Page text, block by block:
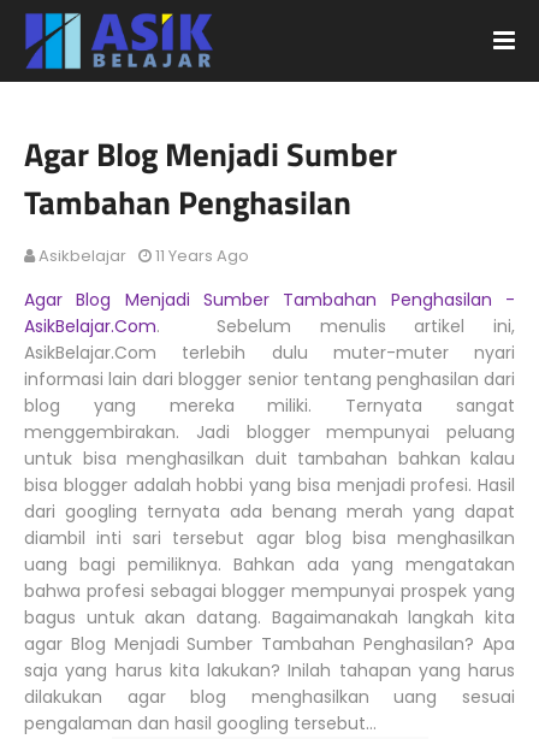
Agar Blog Menjadi Sumber
Tambahan Penghasilan
Asikbelajar 11 Years Ago
Agar Blog Menjadi Sumber Tambahan Penghasilan -
AsikBelajar.Com. Sebelum menulis artikel ini,
AsikBelajar.Com terlebih dulu muter-muter nyari
informasi lain dari blogger senior tentang penghasilan dari
blog yang mereka miliki. Ternyata sangat
menggembirakan. Jadi blogger mempunyai peluang
untuk bisa menghasilkan duit tambahan bahkan kalau
bisa blogger adalah hobbi yang bisa menjadi profesi. Hasil
dari googling ternyata ada benang merah yang dapat
diambil inti sari tersebut agar blog bisa menghasilkan
uang bagi pemiliknya. Bahkan ada yang mengatakan
bahwa profesi sebagai blogger mempunyai prospek yang
bagus untuk akan datang. Bagaimanakah langkah kita
agar Blog Menjadi Sumber Tambahan Penghasilan? Apa
saja yang harus kita lakukan? Inilah tahapan yang harus
dilakukan agar blog menghasilkan uang sesuai
pengalaman dan hasil googling tersebut...